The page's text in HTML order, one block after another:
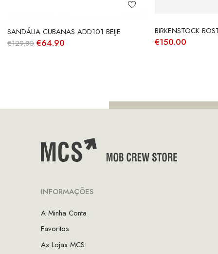
SANDÁLIA CUBANAS ADD101 BEIJE
€129.80 O
€64.90
BIRKENSTOCK
€150.00
INFORMAÇÕES
A Minha Conta
Favoritos
As Lojas MCS